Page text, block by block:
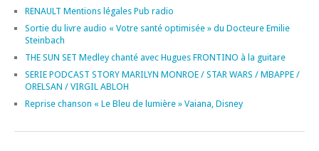
RENAULT Mentions légales Pub radio
Sortie du livre audio « Votre santé optimisée » du Docteure Emilie
Steinbach
THE SUN SET Medley chanté avec Hugues FRONTINO à la guitare
SERIE PODCAST STORY MARILYN MONROE / STAR WARS / MBAPPE /
ORELSAN / VIRGIL ABLOH
Reprise chanson « Le Bleu de lumière » Vaiana, Disney